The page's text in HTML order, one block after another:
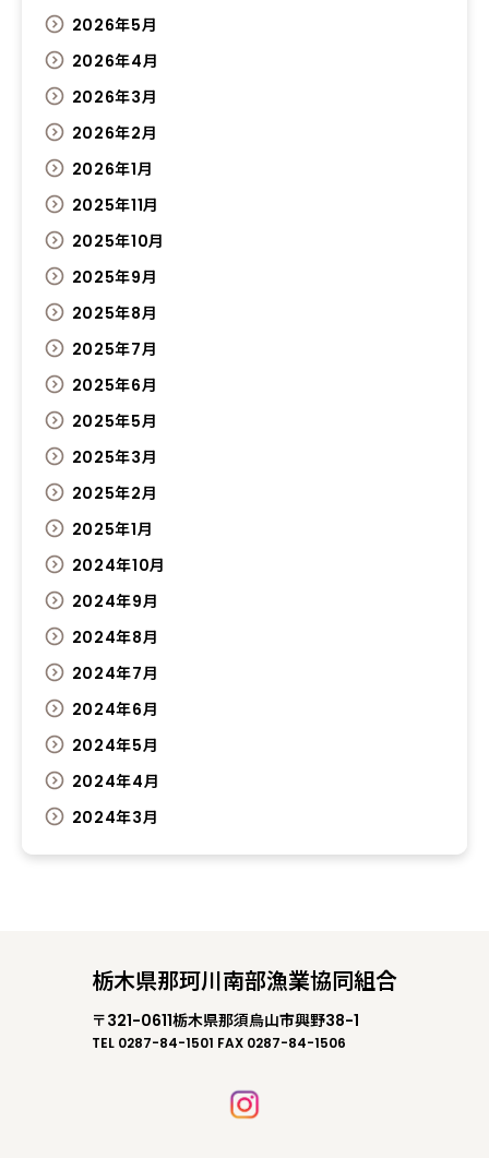
2026年5月
2026年4月
2026年3月
2026年2月
2026年1月
2025年11月
2025年10月
2025年9月
2025年8月
2025年7月
2025年6月
2025年5月
2025年3月
2025年2月
2025年1月
2024年10月
2024年9月
2024年8月
2024年7月
2024年6月
2024年5月
2024年4月
2024年3月
栃木県那珂川南部漁業協同組合
〒321-0611栃木県那須烏山市興野38-1
TEL 0287-84-1501 FAX 0287-84-1506